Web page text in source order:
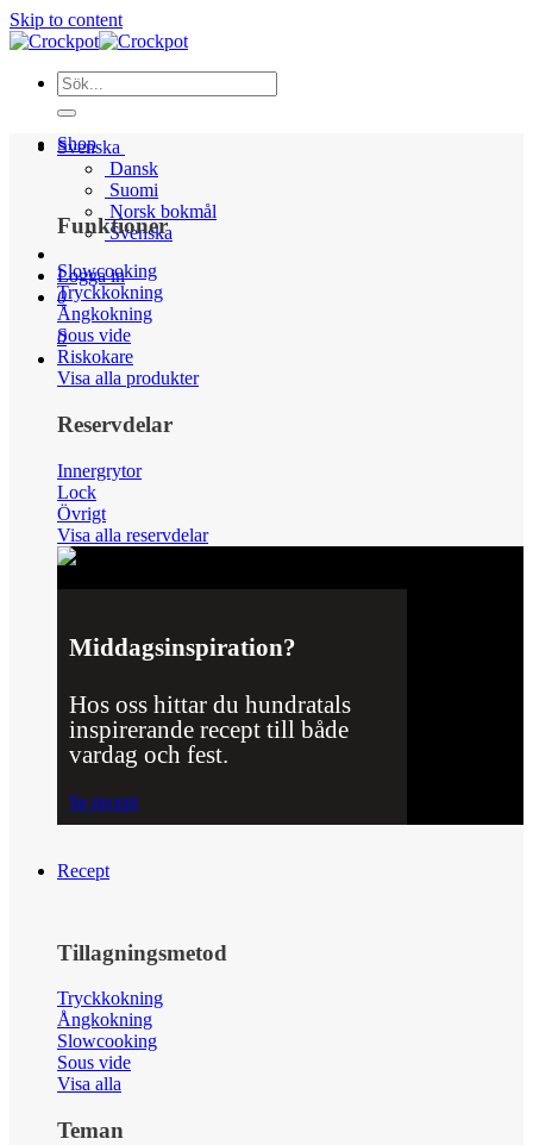
Skip to content
Svenska
Dansk
Suomi
Norsk bokmål
Svenska
Logga in
0
0
Shop
Funktioner
Slowcooking
Tryckkokning
Ångkokning
Sous vide
Riskokare
Visa alla produkter
Reservdelar
Innergrytor
Lock
Övrigt
Visa alla reservdelar
Middagsinspiration?
Hos oss hittar du hundratals
inspirerande recept till både
vardag och fest.
Se recept
Recept
Tillagningsmetod
Tryckkokning
Ångkokning
Slowcooking
Sous vide
Visa alla
Teman